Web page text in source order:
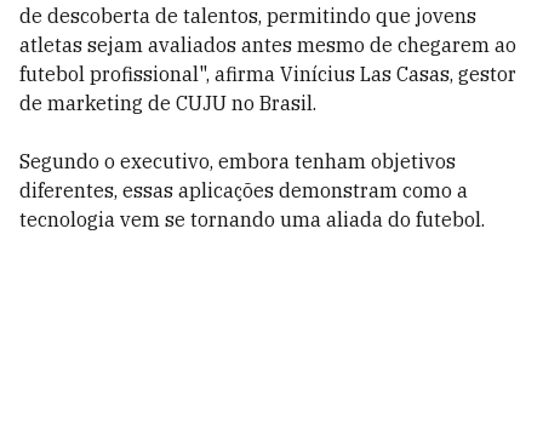
de descoberta de talentos, permitindo que jovens
atletas sejam avaliados antes mesmo de chegarem ao
futebol profissional", afirma Vinícius Las Casas, gestor
de marketing de CUJU no Brasil.
Segundo o executivo, embora tenham objetivos
diferentes, essas aplicações demonstram como a
tecnologia vem se tornando uma aliada do futebol.